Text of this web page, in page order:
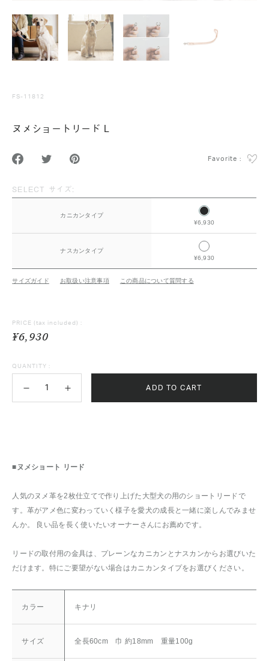
FS-11812
ヌメショートリード L
Favorite :
SELECT サイズ:
カニカンタイプ
¥6,930
ナスカンタイプ
¥6,930
サイズガイド お取扱い注意事項 この商品について質問する
PRICE (tax included) :
¥6,930
QUANTITY :
ADD TO CART
■ヌメショート リード
人気のヌメ革を2枚仕立てで作り上げた大型犬の用のショートリードで
す。革がアメ色に変わっていく様子を愛犬の成長と一緒に楽しんでみませ
んか。 良い品を長く使いたいオーナーさんにお薦めです。
リードの取付用の金具は、プレーンなカニカンとナスカンからお選びいた
だけます。特にご要望がない場合はカニカンタイプをお選びください。
カラー キナリ
サイズ 全長60cm 巾 約18mm 重量100g